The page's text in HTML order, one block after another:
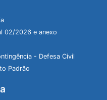
02/2026 e anexo
- Defesa Civil
Padrão